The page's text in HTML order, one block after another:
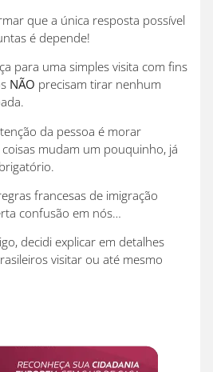
que a única resposta possível
é depende!
para uma simples visita com fins
NÃO precisam tirar nenhum
da pessoa é morar
mudam um pouquinho, já
francesas de imigração
confusão em nós…
decidi explicar em detalhes
visitar ou até mesmo